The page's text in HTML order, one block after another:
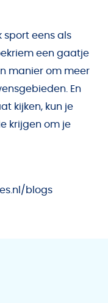
sport eens als
een gaatje
manier om meer
En
kijken, kun je
krijgen om je
blogs